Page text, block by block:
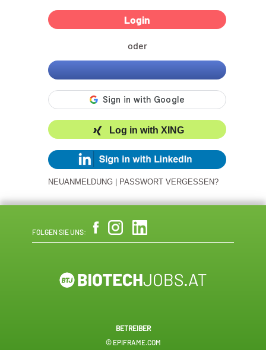
oder
Log in with XING
NEUANMELDUNG PASSWORT VERGESSEN?
FOLGEN SIE UNS:
BETREIBER
© EPIFRAME.COM